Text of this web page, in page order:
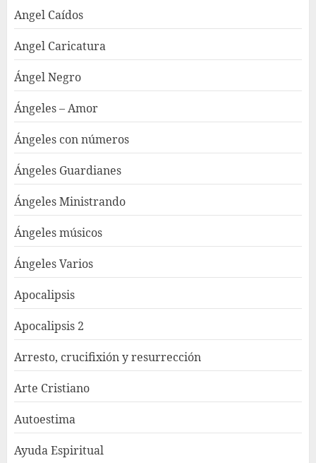
Angel Caídos
Angel Caricatura
Ángel Negro
Ángeles – Amor
Ángeles con números
Ángeles Guardianes
Ángeles Ministrando
Ángeles músicos
Ángeles Varios
Apocalipsis
Apocalipsis 2
Arresto, crucifixión y resurrección
Arte Cristiano
Autoestima
Ayuda Espiritual